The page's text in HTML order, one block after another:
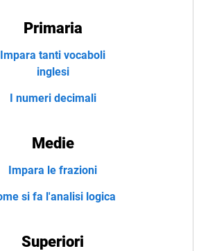
Primaria
Impara tanti vocaboli
inglesi
I numeri decimali
Medie
Impara le frazioni
si fa l'analisi logica
Superiori